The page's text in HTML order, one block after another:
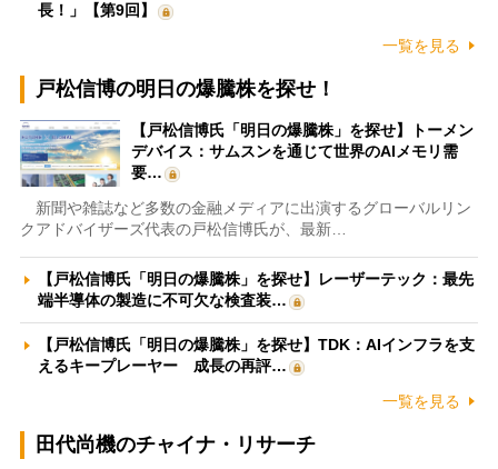
長！」【第9回】
一覧を見る
戸松信博の明日の爆騰株を探せ！
【戸松信博氏「明日の爆騰株」を探せ】トーメン
デバイス：サムスンを通じて世界のAIメモリ需
要…
新聞や雑誌など多数の金融メディアに出演するグローバルリン
クアドバイザーズ代表の戸松信博氏が、最新…
【戸松信博氏「明日の爆騰株」を探せ】レーザーテック：最先
端半導体の製造に不可欠な検査装…
【戸松信博氏「明日の爆騰株」を探せ】TDK：AIインフラを支
えるキープレーヤー 成長の再評…
一覧を見る
田代尚機のチャイナ・リサーチ